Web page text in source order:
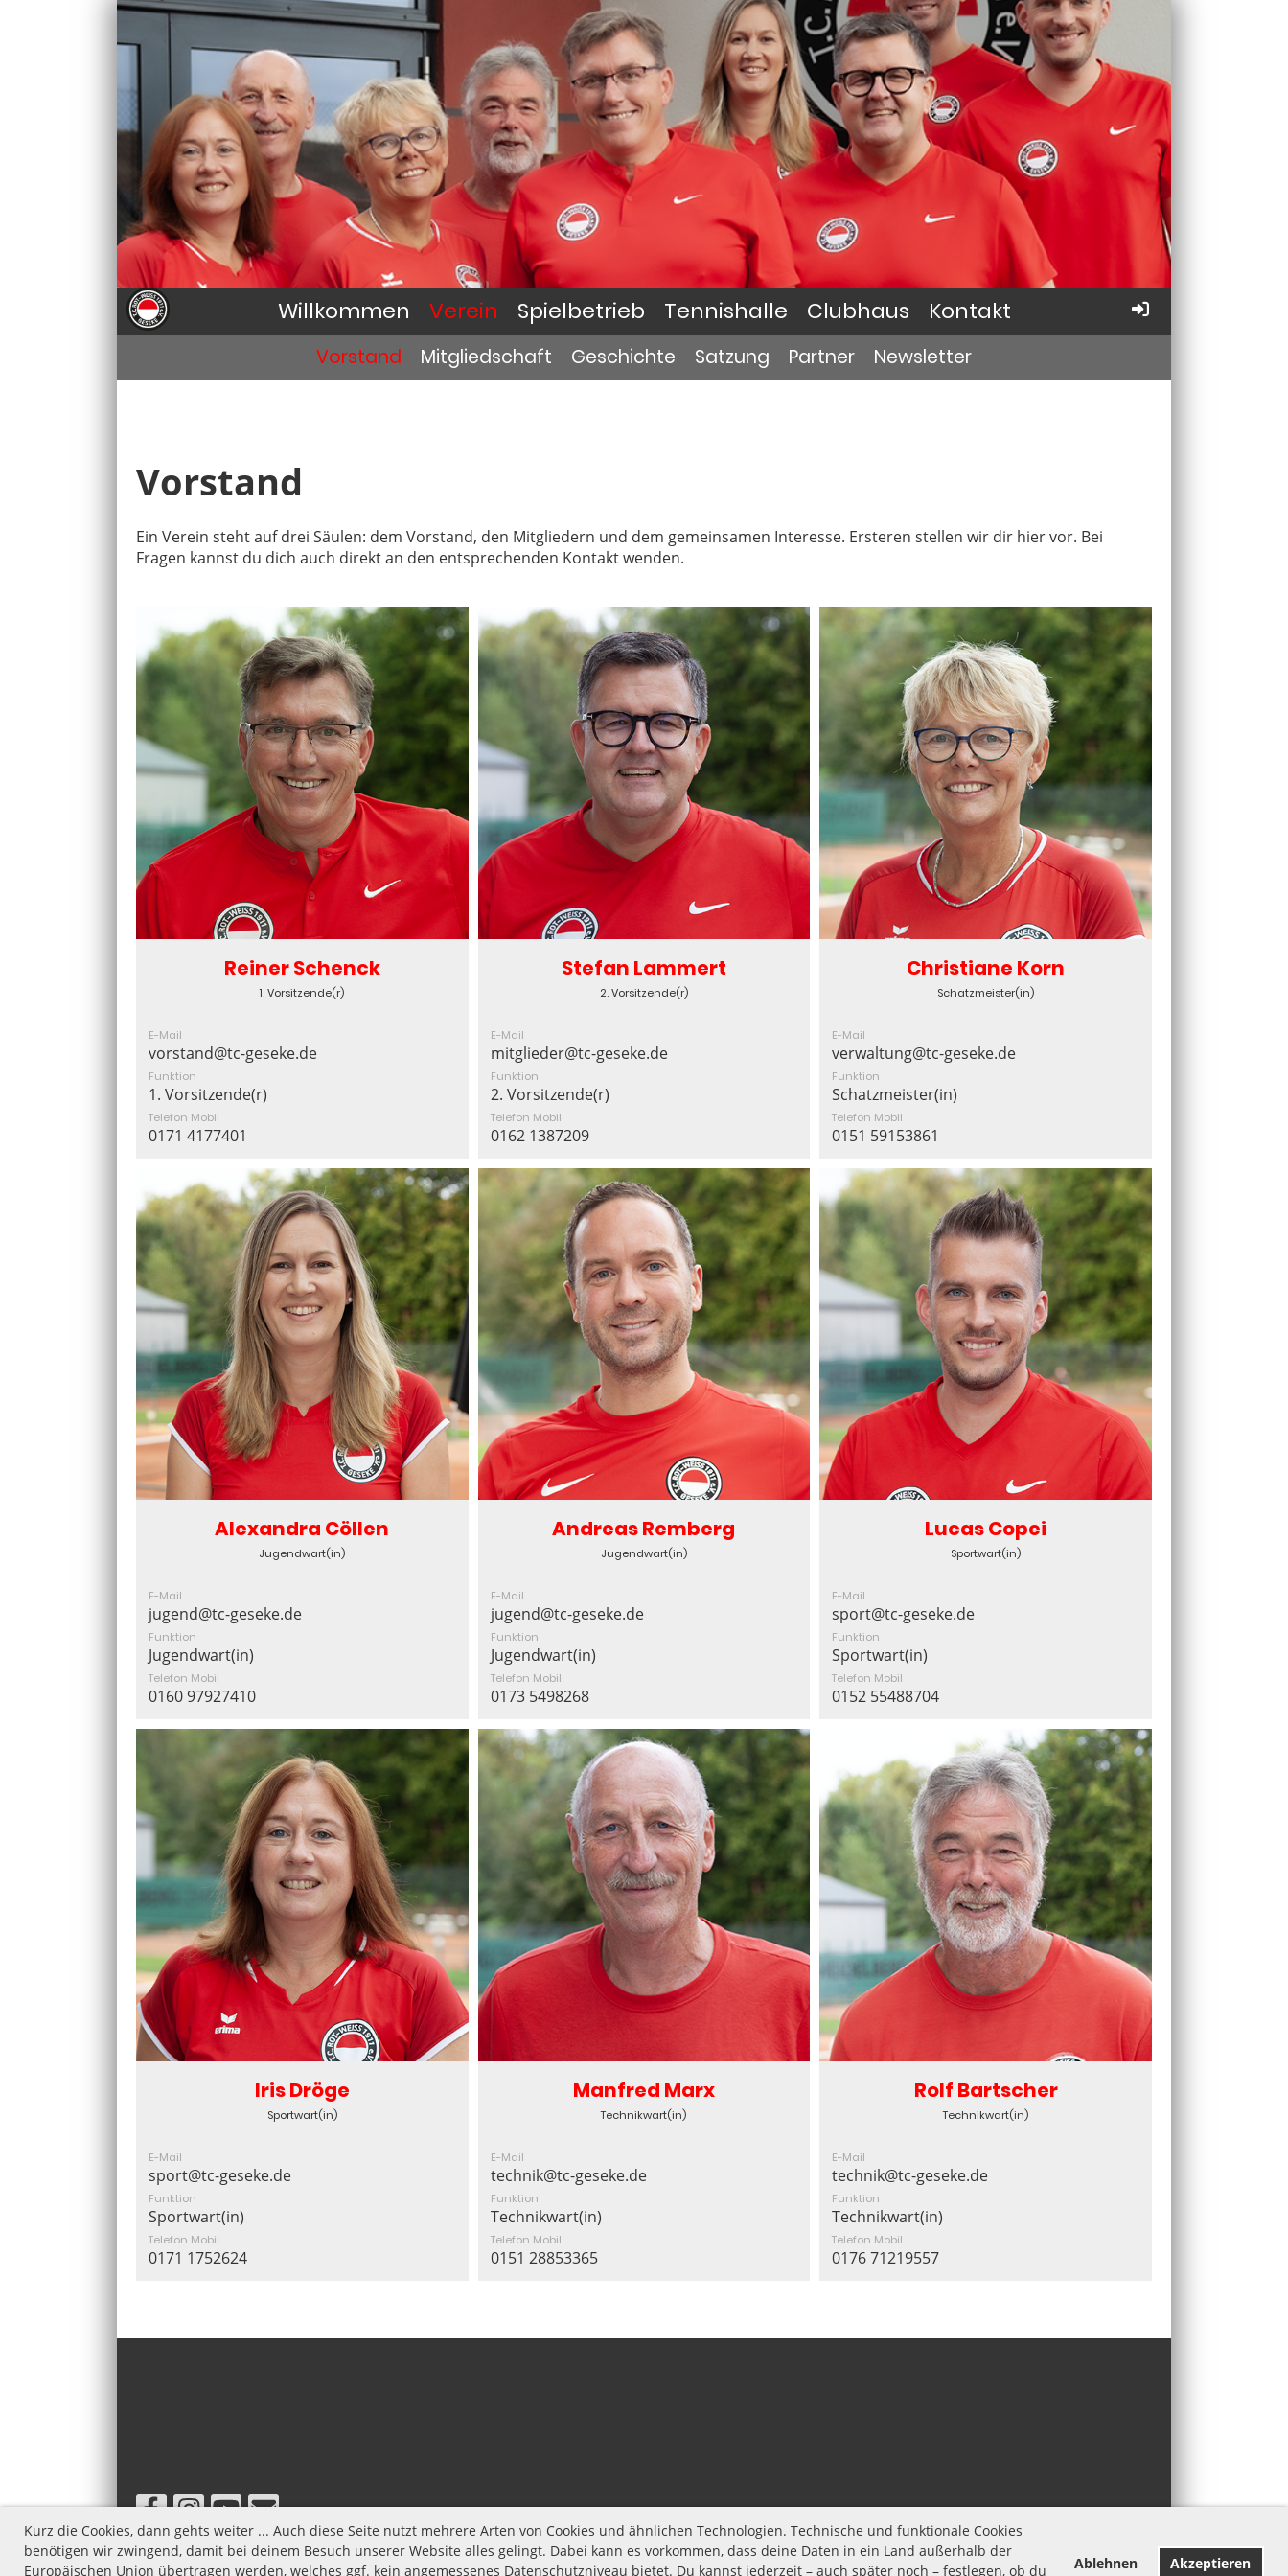
Kurz die Cookies, dann gehts weiter ... Auch diese Seite nutzt mehrere Arten von Cookies und ähnlichen Technologien. Technische und funktionale Cookies
benötigen wir zwingend, damit bei deinem Besuch unserer Website alles gelingt. Dabei kann es vorkommen, dass deine Daten in ein Land außerhalb der
Europäischen Union übertragen werden, welches ggf. kein angemessenes Datenschutzniveau bietet. Du kannst jederzeit – auch später noch – festlegen, ob du
Ablehnen Akzeptieren
Willkommen Verein Spielbetrieb Tennishalle Clubhaus Kontakt
Vorstand Mitgliedschaft Geschichte Satzung Partner Newsletter
Vorstand
Ein Verein steht auf drei Säulen: dem Vorstand, den Mitgliedern und dem gemeinsamen Interesse. Ersteren stellen wir dir hier vor. Bei
Fragen kannst du dich auch direkt an den entsprechenden Kontakt wenden.
Reiner Schenck
1. Vorsitzende(r)
E-Mail
vorstand@tc-geseke.de
Funktion
1. Vorsitzende(r)
Telefon Mobil
0171 4177401
Stefan Lammert
2. Vorsitzende(r)
E-Mail
mitglieder@tc-geseke.de
Funktion
2. Vorsitzende(r)
Telefon Mobil
0162 1387209
Christiane Korn
Schatzmeister(in)
E-Mail
verwaltung@tc-geseke.de
Funktion
Schatzmeister(in)
Telefon Mobil
0151 59153861
Alexandra Cöllen
Jugendwart(in)
E-Mail
jugend@tc-geseke.de
Funktion
Jugendwart(in)
Telefon Mobil
0160 97927410
Andreas Remberg
Jugendwart(in)
E-Mail
jugend@tc-geseke.de
Funktion
Jugendwart(in)
Telefon Mobil
0173 5498268
Lucas Copei
Sportwart(in)
E-Mail
sport@tc-geseke.de
Funktion
Sportwart(in)
Telefon Mobil
0152 55488704
Iris Dröge
Sportwart(in)
E-Mail
sport@tc-geseke.de
Funktion
Sportwart(in)
Telefon Mobil
0171 1752624
Manfred Marx
Technikwart(in)
E-Mail
technik@tc-geseke.de
Funktion
Technikwart(in)
Telefon Mobil
0151 28853365
Rolf Bartscher
Technikwart(in)
E-Mail
technik@tc-geseke.de
Funktion
Technikwart(in)
Telefon Mobil
0176 71219557
© Tennis-Club Rot-Weiß 1911 e.V. Geseke